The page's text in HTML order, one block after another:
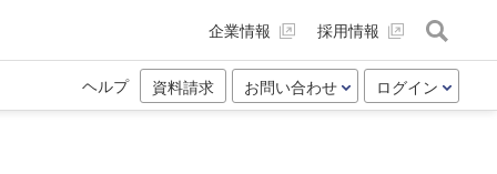
企業情報 採用情報
ヘルプ 資料請求 お問い合わせ ログイン